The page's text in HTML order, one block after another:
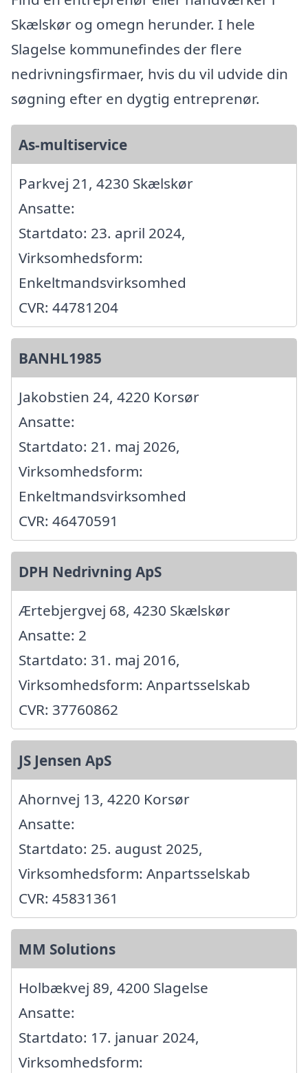
Skælskør og omegn herunder. I hele
Slagelse kommunefindes der flere
nedrivningsfirmaer, hvis du vil udvide din
søgning efter en dygtig entreprenør.
As-multiservice
Parkvej 21, 4230 Skælskør
Ansatte:
Startdato: 23. april 2024,
Virksomhedsform:
Enkeltmandsvirksomhed
CVR: 44781204
BANHL1985
Jakobstien 24, 4220 Korsør
Ansatte:
Startdato: 21. maj 2026,
Virksomhedsform:
Enkeltmandsvirksomhed
CVR: 46470591
DPH Nedrivning ApS
Ærtebjergvej 68, 4230 Skælskør
Ansatte: 2
Startdato: 31. maj 2016,
Virksomhedsform: Anpartsselskab
CVR: 37760862
JS Jensen ApS
Ahornvej 13, 4220 Korsør
Ansatte:
Startdato: 25. august 2025,
Virksomhedsform: Anpartsselskab
CVR: 45831361
MM Solutions
Holbækvej 89, 4200 Slagelse
Ansatte:
Startdato: 17. januar 2024,
Virksomhedsform: